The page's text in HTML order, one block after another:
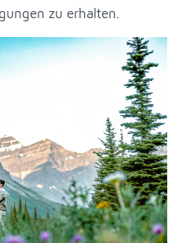
zu erhalten.